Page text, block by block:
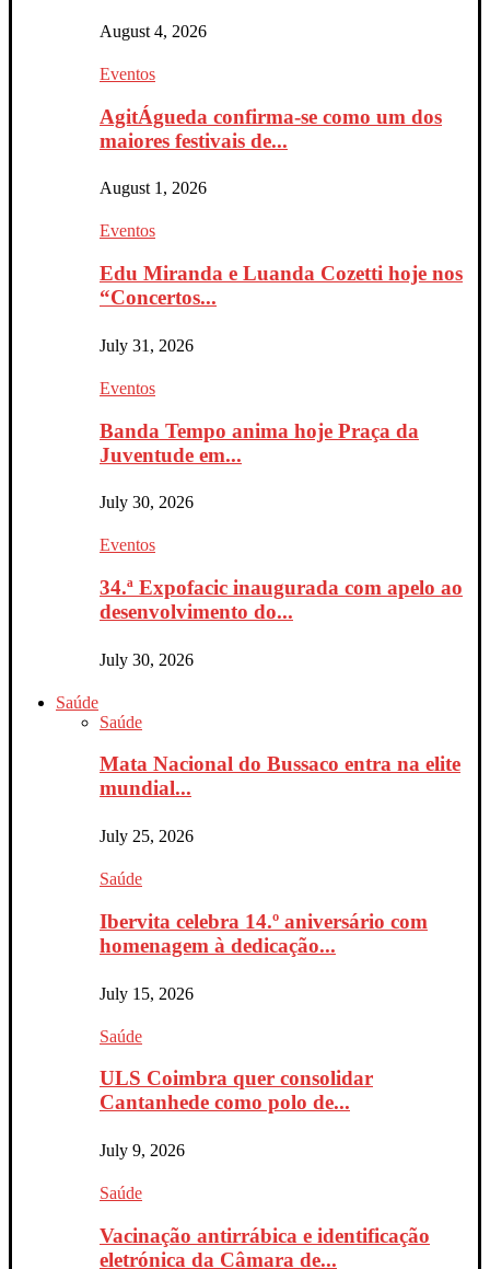
August 4, 2026
Eventos
AgitÁgueda confirma-se como um dos
maiores festivais de...
August 1, 2026
Eventos
Edu Miranda e Luanda Cozetti hoje nos
“Concertos...
July 31, 2026
Eventos
Banda Tempo anima hoje Praça da
Juventude em...
July 30, 2026
Eventos
34.ª Expofacic inaugurada com apelo ao
desenvolvimento do...
July 30, 2026
Saúde
Saúde
Mata Nacional do Bussaco entra na elite
mundial...
July 25, 2026
Saúde
Ibervita celebra 14.º aniversário com
homenagem à dedicação...
July 15, 2026
Saúde
ULS Coimbra quer consolidar
Cantanhede como polo de...
July 9, 2026
Saúde
Vacinação antirrábica e identificação
eletrónica da Câmara de...